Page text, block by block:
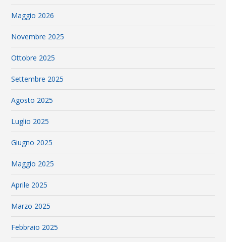
Maggio 2026
Novembre 2025
Ottobre 2025
Settembre 2025
Agosto 2025
Luglio 2025
Giugno 2025
Maggio 2025
Aprile 2025
Marzo 2025
Febbraio 2025